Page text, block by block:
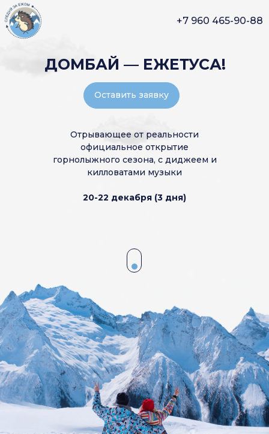
+7 960 465-90-88
ДОМБАЙ — ЕЖЕТУСА!
Отрывающее от реальности
официальное открытие
горнолыжного сезона, с диджеем и
килловатами музыки
20-22 декабря (3 дня)
Оставить заявку